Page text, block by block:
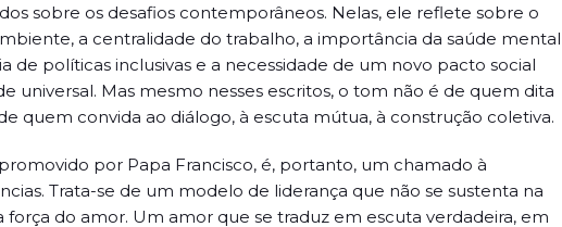
sobre os desafios contemporâneos. Nelas, ele reflete sobre o
a centralidade do trabalho, a importância da saúde mental
de políticas inclusivas e a necessidade de um novo pacto social
universal. Mas mesmo nesses escritos, o tom não é de quem dita
quem convida ao diálogo, à escuta mútua, à construção coletiva.
por Papa Francisco, é, portanto, um chamado à
Trata-se de um modelo de liderança que não se sustenta na
força do amor. Um amor que se traduz em escuta verdadeira, em